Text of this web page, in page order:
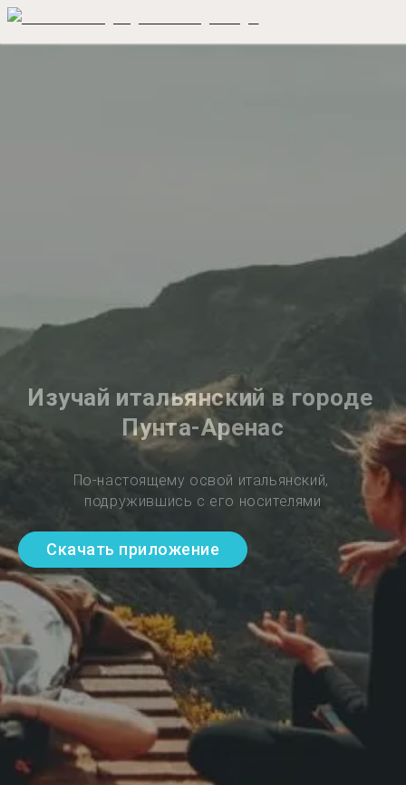
Изучай итальянский в городе
Пунта-Аренас
По-настоящему освой итальянский,
подружившись с его носителями
Скачать приложение